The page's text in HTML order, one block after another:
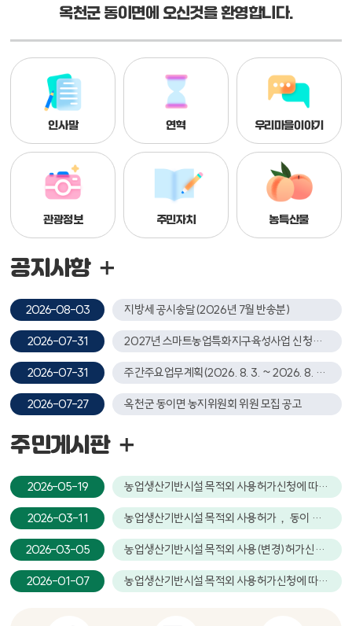
옥천군 동이면에 오신것을 환영합니다.
인사말 연혁 우리마을이야기
관광정보 주민자치 농특산물
공지사항
2026-08-03 지방세 공시송달(2026년 7월 반송분)
2026-07-31 2027년 스마트농업특화지구육성사업 신청접수 안내
2026-07-31 주간주요업무계획(2026. 8. 3. ~ 2026. 8. 9.)
2026-07-27 옥천군 동이면 농지위원회 위원 모집 공고
주민게시판
2026-05-19 농업생산기반시설 목적외 사용허가신청에 따른 주민의견 청취공고 의뢰(동이면 금암리)
2026-03-11 농업생산기반시설 목적외 사용허가， 동이 남곡 578-10
2026-03-05 농업생산기반시설 목적외 사용(변경)허가신청에 따른 주민의견 청취공고(동이면 세산리)
2026-01-07 농업생산기반시설 목적외 사용허가신청에 따른 주민의견 청취공고 의뢰(동이면 남곡리)